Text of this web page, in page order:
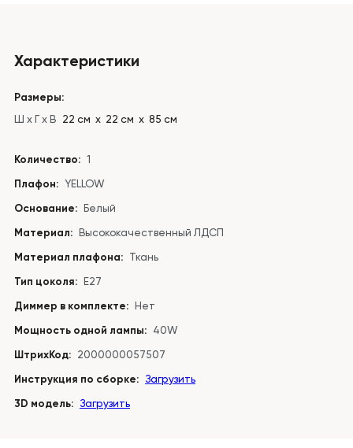
Характеристики
Размеры:
Ш x Г x В 22 см х 22 см х 85 см
Количество: 1
Плафон: YELLOW
Основание: Белый
Материал: Высококачественный ЛДСП
Материал плафона: Ткань
Тип цоколя: E27
Диммер в комплекте: Нет
Мощность одной лампы: 40W
ШтрихКод: 2000000057507
Инструкция по сборке: Загрузить
3D модель: Загрузить